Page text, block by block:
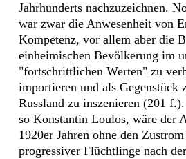
Jahrhunderts nachzuzeichnen.
war zwar die Anwesenheit von
Kompetenz, vor allem aber die
einheimischen Bevölkerung im
"fortschrittlichen Werten" zu
importieren und als Gegenstück
Russland zu inszenieren (201
so Konstantin Loulos, wäre der
1920er Jahren ohne den
progressiver Flüchtlinge nach